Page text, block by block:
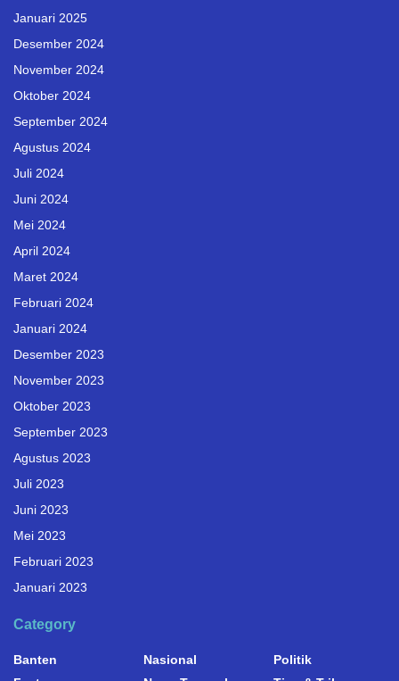
Januari 2025
Desember 2024
November 2024
Oktober 2024
September 2024
Agustus 2024
Juli 2024
Juni 2024
Mei 2024
April 2024
Maret 2024
Februari 2024
Januari 2024
Desember 2023
November 2023
Oktober 2023
September 2023
Agustus 2023
Juli 2023
Juni 2023
Mei 2023
Februari 2023
Januari 2023
Category
Banten
Nasional
Politik